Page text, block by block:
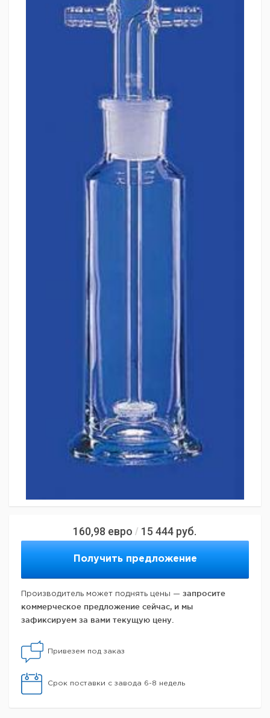
160,98 евро / 15 444 руб.
Получить предложение
Производитель может поднять цены — запросите
коммерческое предложение сейчас, и мы
зафиксируем за вами текущую цену.
Привезем под заказ
Срок поставки с завода 6-8 недель